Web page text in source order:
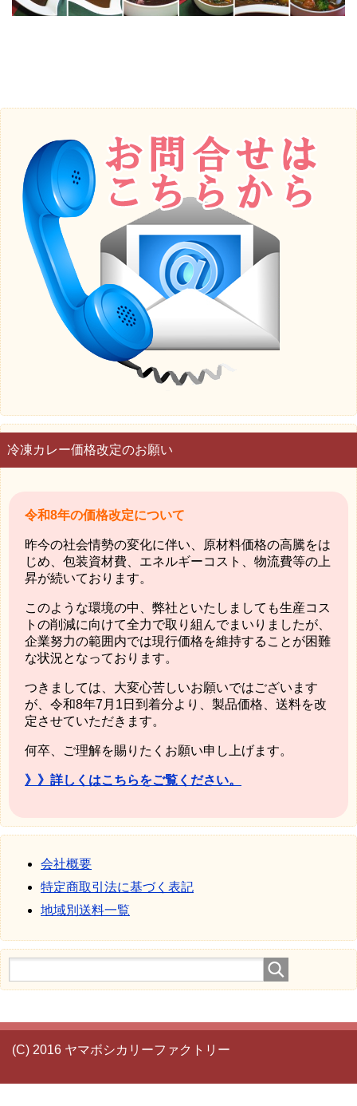
冷凍カレー価格改定のお願い
令和8年の価格改定について
昨今の社会情勢の変化に伴い、原材料価格の高騰をは
じめ、包装資材費、エネルギーコスト、物流費等の上
昇が続いております。
このような環境の中、弊社といたしましても生産コス
トの削減に向けて全力で取り組んでまいりましたが、
企業努力の範囲内では現行価格を維持することが困難
な状況となっております。
つきましては、大変心苦しいお願いではございます
が、令和8年7月1日到着分より、製品価格、送料を改
定させていただきます。
何卒、ご理解を賜りたくお願い申し上げます。
》》詳しくはこちらをご覧ください。
会社概要
特定商取引法に基づく表記
地域別送料一覧
(C) 2016 ヤマボシカリーファクトリー